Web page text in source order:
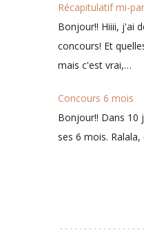
Récapitulatif mi-
Bonjour!! Hiiii, j'ai
concours! Et
mais c'est vrai,…
Concours 6 mois
Bonjour!! Dans 10
ses 6 mois.